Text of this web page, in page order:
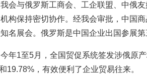
我会与俄罗斯工商会、工企联盟、中俄
构保持密切协作。经我会审批，中国
名展会。俄罗斯是中国企业出国参展
今年1至5月，全国贸促系统签发涉俄原
19.78%，有效便利了企业贸易往来。